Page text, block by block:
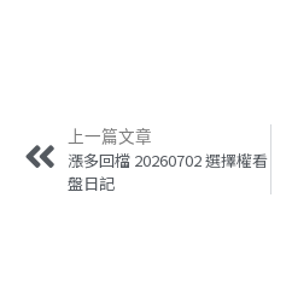
上一篇文章
漲多回檔 20260702 選擇權看
盤日記